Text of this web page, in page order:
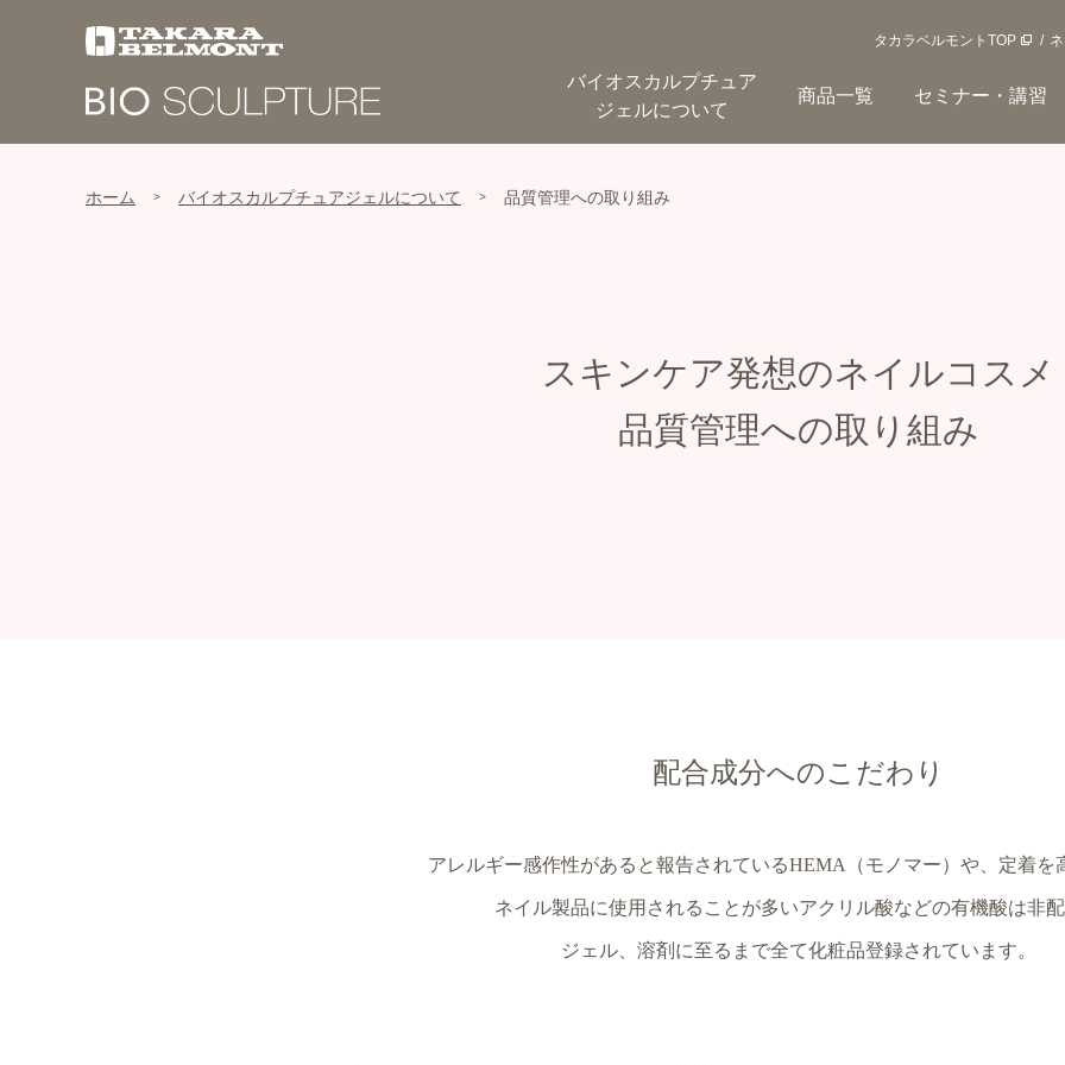
タカラベルモントTOP
バイオスカルプチュア
ジェルについて
商品一覧 セミナー・講習
ホーム バイオスカルプチュアジェルについて 品質管理への取り組み
スキンケア発想のネイルコスメ
品質管理への取り組み
配合成分へのこだわり
アレルギー感作性があると報告されているHEMA（モノマー）や、定着を
ネイル製品に使用されることが多いアクリル酸などの有機酸は非配
ジェル、溶剤に至るまで全て化粧品登録されています。